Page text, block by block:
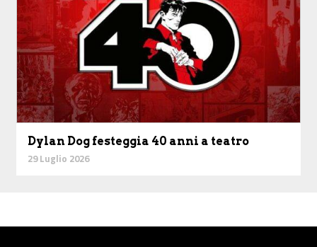
Dylan Dog festeggia 40 anni a teatro
29 Luglio 2026